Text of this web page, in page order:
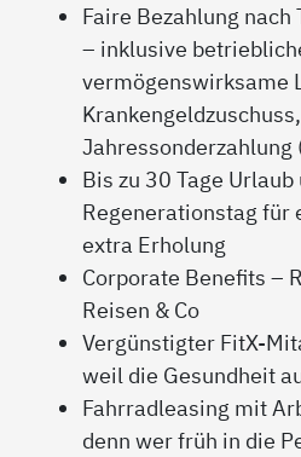
Faire Bezahlung nach
– inklusive
vermögenswirksame
Krankengeldzuschuss,
Jahressonderzahlung
Bis zu 30 Tage Urlaub
Regenerationstag für
extra Erholung
Corporate Benefits –
Reisen & Co
Vergünstigter FitX-
weil die Gesundheit
Fahrradleasing mit
denn wer früh in die